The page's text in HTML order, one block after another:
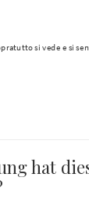
si vede e si
hat